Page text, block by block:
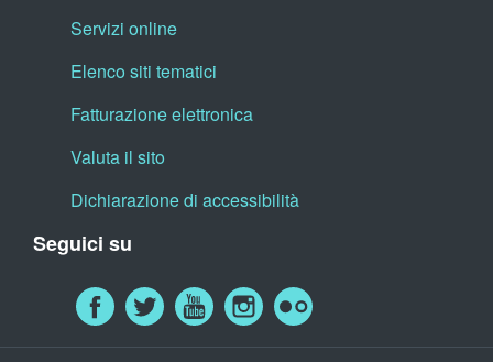
Servizi online
Elenco siti tematici
Fatturazione elettronica
Valuta il sito
Dichiarazione di accessibilità
Seguici su